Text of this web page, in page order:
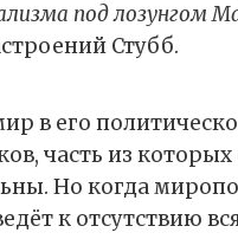
под лозунгом
Стубб.
в его
часть из которых
Но когда
к отсутствию